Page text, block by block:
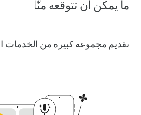
ما يمكن أن تتوقعه منّا
تقديم مجموعة كبيرة من الخدمات